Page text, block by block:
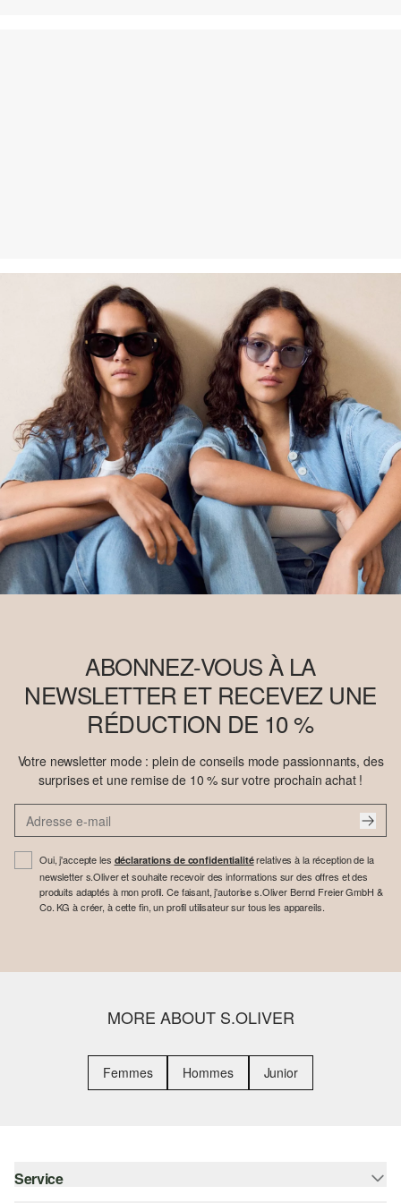
ABONNEZ-VOUS À LA
NEWSLETTER ET RECEVEZ UNE
RÉDUCTION DE 10 %
Votre newsletter mode : plein de conseils mode passionnants, des
surprises et une remise de 10 % sur votre prochain achat !
Oui, j'accepte les déclarations de confidentialitérelatives à la réception de la
newsletter s.Oliver et souhaite recevoir des informations sur des offres et des
produits adaptés à mon profil. Ce faisant, j'autorise s.Oliver Bernd Freier GmbH &
Co. KG à créer, à cette fin, un profil utilisateur sur tous les appareils.
MORE ABOUT S.OLIVER
Femmes Hommes Junior
Service